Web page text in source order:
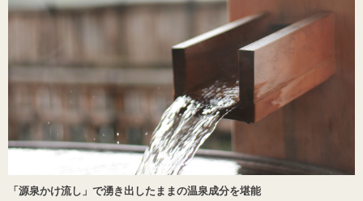
「源泉かけ流し」で湧き出したままの温泉成分を堪能